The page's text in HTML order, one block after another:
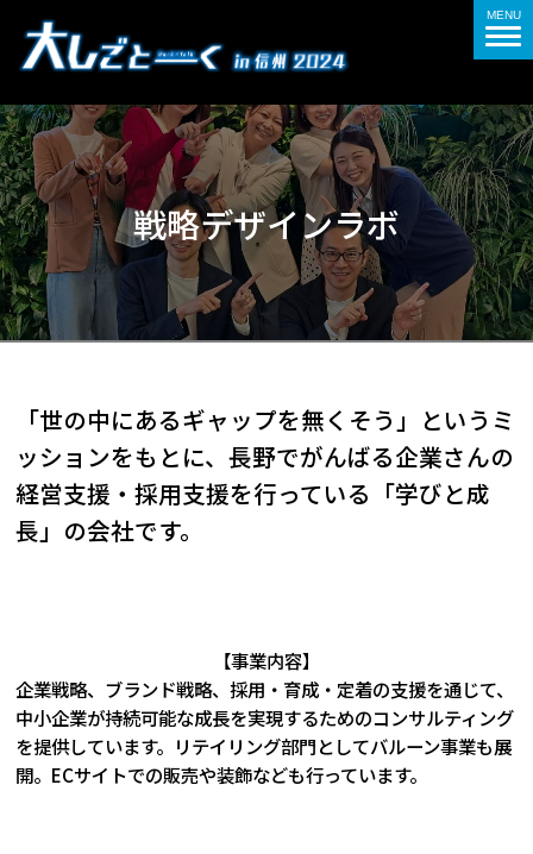
MENU
戦略デザインラボ
「世の中にあるギャップを無くそう」というミ
ッションをもとに、長野でがんばる企業さんの
経営支援・採用支援を行っている「学びと成
長」の会社です。
【事業内容】
企業戦略、ブランド戦略、採用・育成・定着の支援を通じて、
中小企業が持続可能な成長を実現するためのコンサルティング
を提供しています。リテイリング部門としてバルーン事業も展
開。ECサイトでの販売や装飾なども行っています。